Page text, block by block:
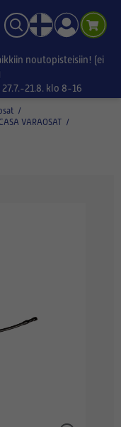
noutopisteisiin! (ei
21.8. klo 8-16
/
VARAOSAT /